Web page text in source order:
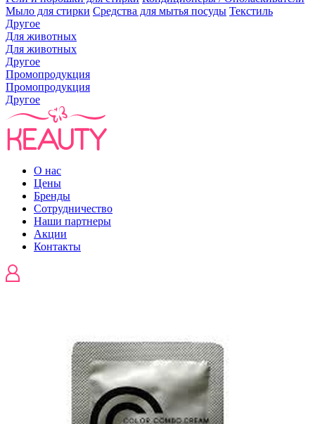
Мыло для стирки Средства для мытья посуды Текстиль
Другое
Для животных
Для животных
Другое
Промопродукция
Промопродукция
Другое
О нас
Цены
Бренды
Сотрудничество
Наши партнеры
Акции
Контакты